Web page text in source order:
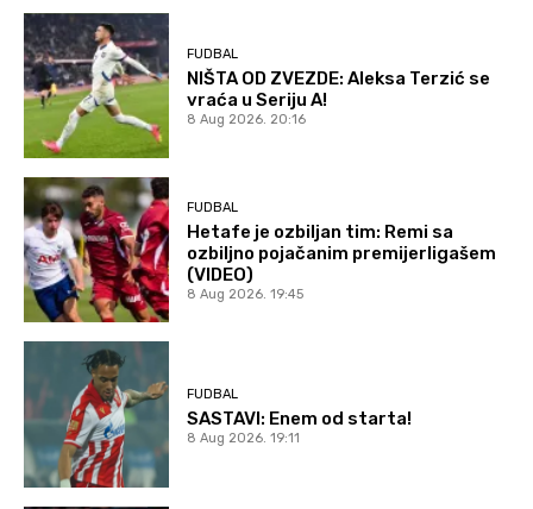
FUDBAL
NIŠTA OD ZVEZDE: Aleksa Terzić se
vraća u Seriju A!
8 Aug 2026. 20:16
FUDBAL
Hetafe je ozbiljan tim: Remi sa
ozbiljno pojačanim premijerligašem
(VIDEO)
8 Aug 2026. 19:45
FUDBAL
SASTAVI: Enem od starta!
8 Aug 2026. 19:11